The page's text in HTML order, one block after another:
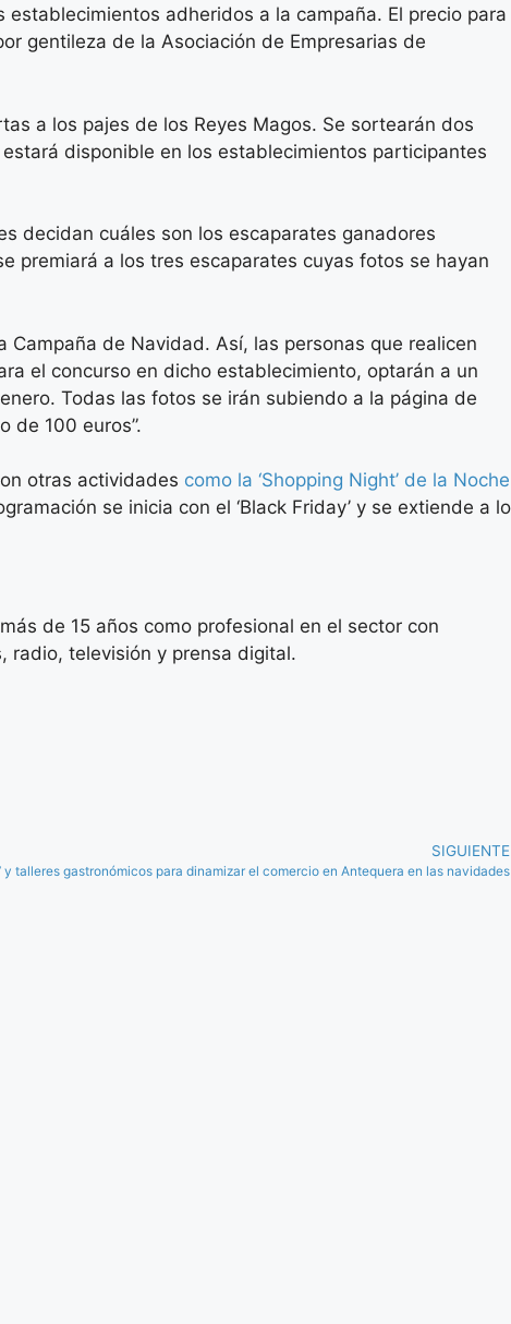
adheridos a la campaña. El precio para
gentileza de la Asociación de Empresarias de
a los pajes de los Reyes Magos. Se sortearán dos
disponible en los establecimientos participantes
decidan cuáles son los escaparates ganadores
premiará a los tres escaparates cuyas fotos se hayan
de Navidad. Así, las personas que realicen
el concurso en dicho establecimiento, optarán a un
Todas las fotos se irán subiendo a la página de
de 100 euros”.
otras actividades como la ‘Shopping Night’ de la Noche
se inicia con el ‘Black Friday’ y se extiende a lo
de 15 años como profesional en el sector con
radio, televisión y prensa digital.
SIGUIENTE
y talleres gastronómicos para dinamizar el comercio en Antequera en las navidades